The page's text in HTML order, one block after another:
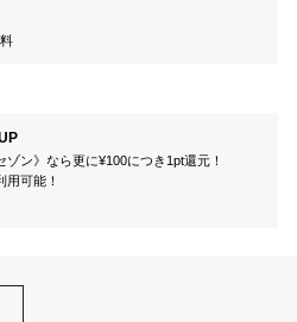
ン》なら更に¥100につき1pt還元！
可能！